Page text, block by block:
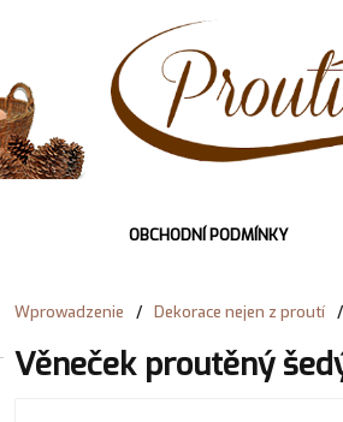
OBCHODNÍ PODMÍNKY
Wprowadzenie / Dekorace nejen z proutí /
Věneček proutěný